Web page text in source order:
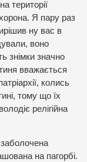
території
Я пару раз
ну вас в
воно
знімки значно
вважається
колись
тому що їх
релігійна
на пагорбі.